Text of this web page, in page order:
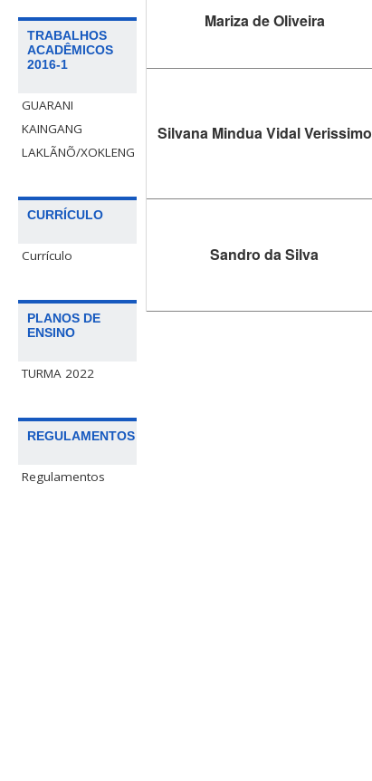
TRABALHOS
ACADÊMICOS
2016-1
GUARANI
KAINGANG
LAKLÃNÕ/XOKLENG
CURRÍCULO
Currículo
PLANOS DE
ENSINO
TURMA 2022
REGULAMENTOS
Regulamentos
Mariza de Oliveira
Silvana Mindua Vidal Verissimo
Sandro da Silva